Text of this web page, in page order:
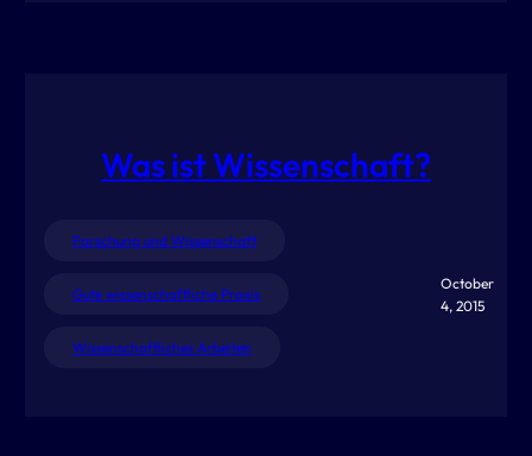
Was ist Wissenschaft?
Forschung und Wissenschaft
Gute wissenschaftliche Praxis
Wissenschaftliches Arbeiten
October
4, 2015